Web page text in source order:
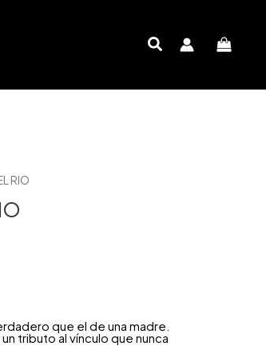
RIO
que el de una madre.
tributo al vínculo que nunca